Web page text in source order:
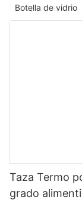
Botella de vidrio
Taza Termo
grado